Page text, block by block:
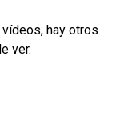
hay otros
ver.